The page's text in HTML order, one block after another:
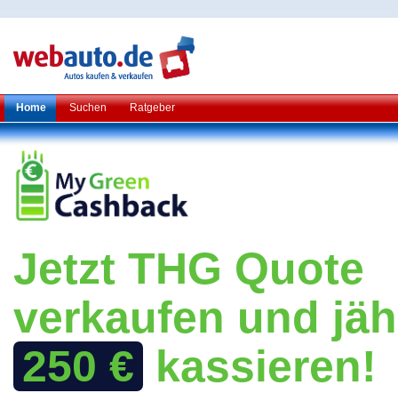
Home Suchen Ratgeber
Jetzt THG Quote
verkaufen und
250 € kassieren!